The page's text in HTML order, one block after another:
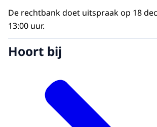
De rechtbank doet uitspraak op 18
13:00 uur.
Hoort bij